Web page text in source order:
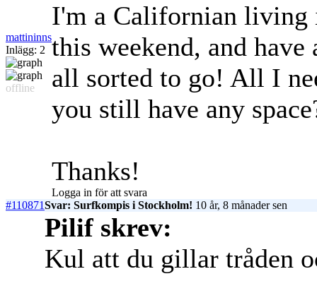
mattininns
Inlägg: 2
offline
I'm a Californian
this weekend, and
all sorted to go! All I
you still have any
Thanks!
Logga in för att svara
#110871Svar: Surfkompis i Stockholm! 10 år, 8 månader sen
Pilif skrev:
Kul att du gillar tråden